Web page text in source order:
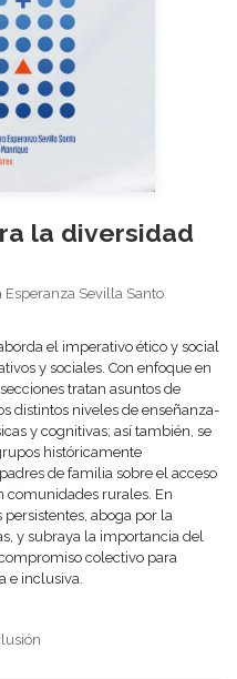
la diversidad
Esperanza Sevilla Santo
el imperativo ético y social
y sociales. Con enfoque en
tratan asuntos de
distintos niveles de enseñanza-
y cognitivas; así también, se
históricamente
de familia sobre el acceso
comunidades rurales. En
aboga por la
y subraya la importancia del
colectivo para
e inclusiva.